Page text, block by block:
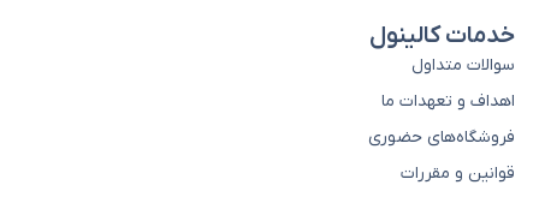
خدمات کالینول
سوالات متداول
اهداف و تعهدات ما
فروشگاه‌های حضوری
قوانین و مقررات